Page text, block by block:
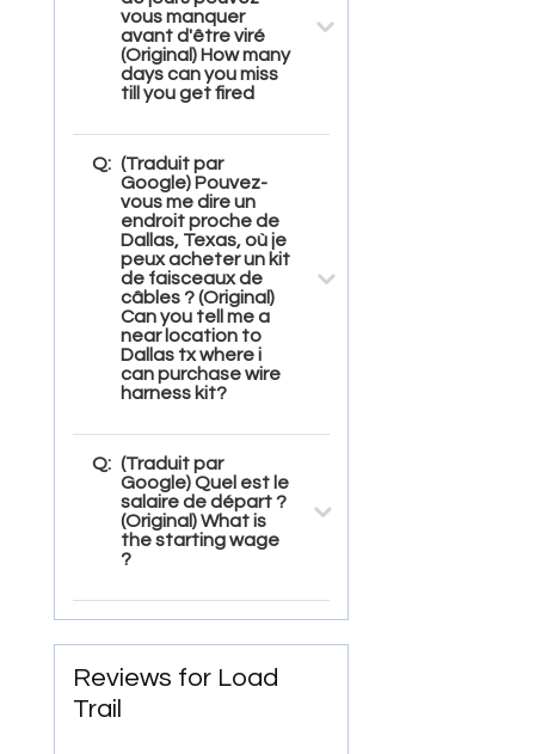
vous manquer
avant d'être viré
(Original) How many
days can you miss
till you get fired
Q: (Traduit par
Google) Pouvez-
vous me dire un
endroit proche de
Dallas, Texas, où je
peux acheter un kit
de faisceaux de
câbles ? (Original)
Can you tell me a
near location to
Dallas tx where i
can purchase wire
harness kit?
Q: (Traduit par
Google) Quel est le
salaire de départ ?
(Original) What is
the starting wage
?
Reviews for Load
Trail